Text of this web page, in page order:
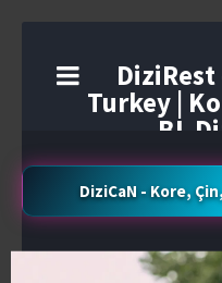
DiziRest
Turkey |
BL
DiziCaN - Kore,